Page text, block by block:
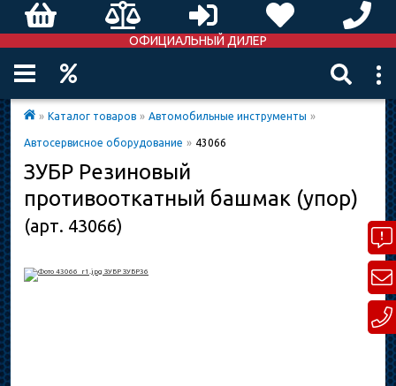
ОФИЦИАЛЬНЫЙ ДИЛЕР
» Каталог товаров » Автомобильные инструменты »
Автосервисное оборудование » 43066
ЗУБР Резиновый
противооткатный башмак (упор)
(арт. 43066)